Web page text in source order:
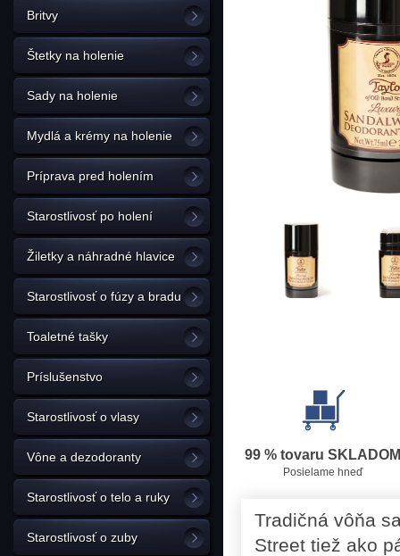
Britvy
Štetky na holenie
Sady na holenie
Mydlá a krémy na holenie
Príprava pred holením
Starostlivosť po holení
Žiletky a náhradné hlavice
Starostlivosť o fúzy a bradu
Toaletné tašky
Príslušenstvo
Starostlivosť o vlasy
Vône a dezodoranty
Starostlivosť o telo a ruky
Starostlivosť o zuby
99 % tovaru SKLADOM
Posielame hneď
Tradičná vôňa
Street tiež ako